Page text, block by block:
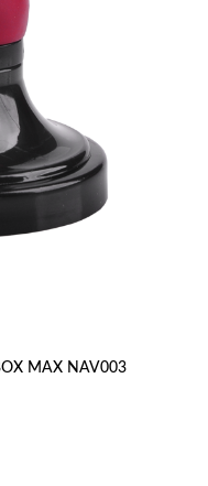
MAX NAV003